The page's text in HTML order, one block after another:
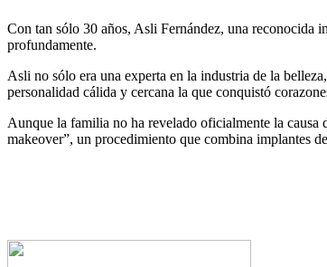
Con tan sólo 30 años, Asli Fernández, una reconocida
profundamente.
Asli no sólo era una experta en la industria de la
personalidad cálida y cercana la que conquistó
Aunque la familia no ha revelado oficialmente la causa
makeover”, un procedimiento que combina implantes